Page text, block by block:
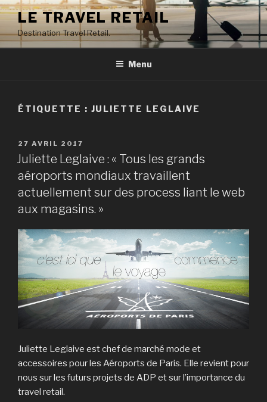
Aller
contenu
principal
LE TRAVEL RETAIL
Destination Travel Retail.
Menu
ÉTIQUETTE : JULIETTE LEGLAIVE
PUBLIÉ
LE
27 AVRIL 2017
Juliette Leglaive : « Tous les grands
aéroports mondiaux travaillent
actuellement sur des process liant le web
aux magasins. »
Juliette Leglaive est chef de marché mode et
accessoires pour les Aéroports de Paris. Elle revient pour
nous sur les futurs projets de ADP et sur l’importance du
travel retail.